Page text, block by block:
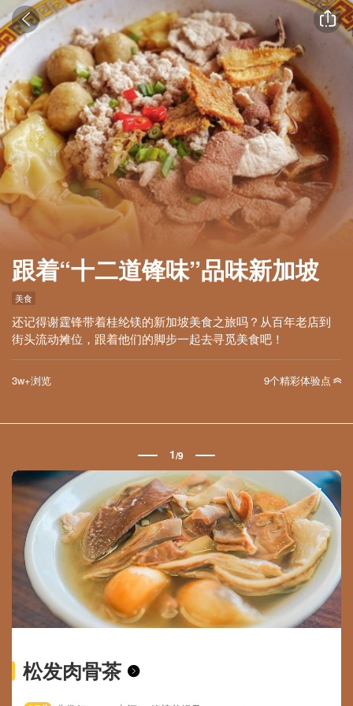
 
跟着“十二道锋味”品味新加坡
美食
还记得谢霆锋带着桂纶镁的新加坡美食之旅吗？从百年老店到
街头流动摊位，跟着他们的脚步一起去寻觅美食吧！
3w+浏览 9个精彩体验点
1/9
松发肉骨茶 